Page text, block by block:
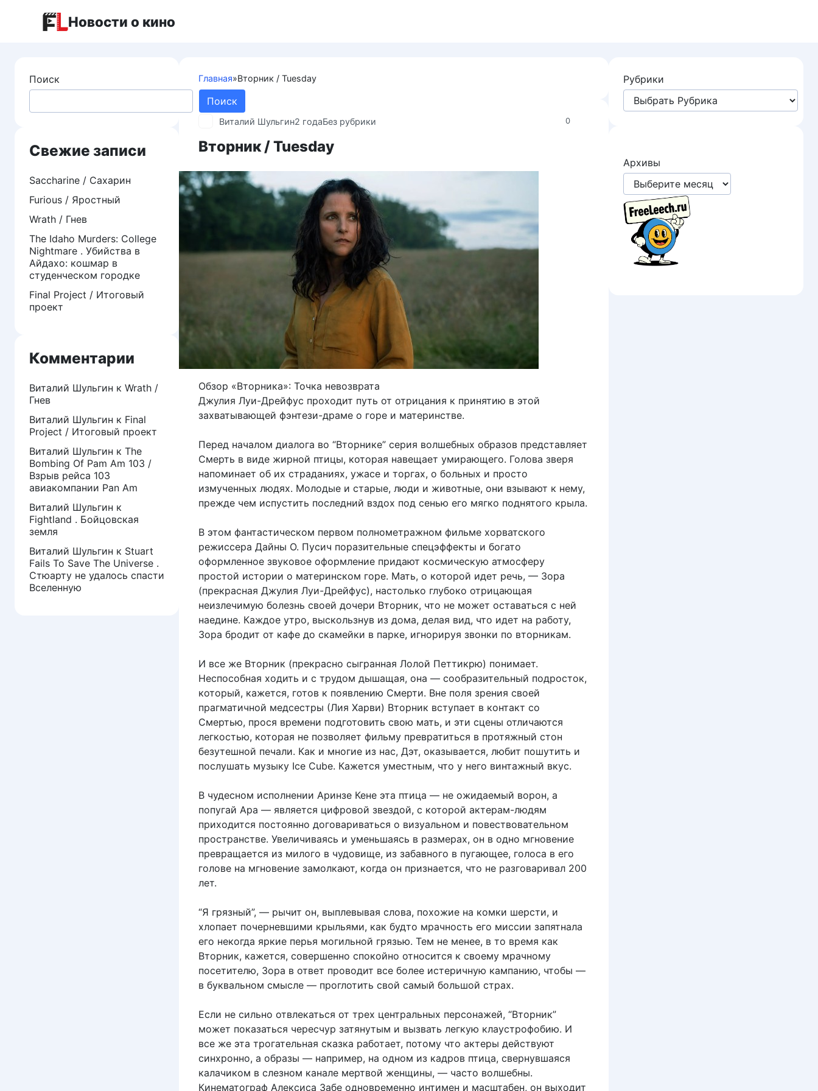
Новости о кино
Главная»Вторник / Tuesday
0
Виталий Шульгин2 годаБез рубрики
Вторник / Tuesday
Обзор «Вторника»: Точка невозврата
Джулия Луи-Дрейфус проходит путь от отрицания к принятию в этой
захватывающей фэнтези-драме о горе и материнстве.
Перед началом диалога во “Вторнике” серия волшебных образов представляет
Смерть в виде жирной птицы, которая навещает умирающего. Голова зверя
напоминает об их страданиях, ужасе и торгах, о больных и просто
измученных людях. Молодые и старые, люди и животные, они взывают к нему,
прежде чем испустить последний вздох под сенью его мягко поднятого крыла.
В этом фантастическом первом полнометражном фильме хорватского
режиссера Дайны О. Пусич поразительные спецэффекты и богато
оформленное звуковое оформление придают космическую атмосферу
простой истории о материнском горе. Мать, о которой идет речь, — Зора
(прекрасная Джулия Луи-Дрейфус), настолько глубоко отрицающая
неизлечимую болезнь своей дочери Вторник, что не может оставаться с ней
наедине. Каждое утро, выскользнув из дома, делая вид, что идет на работу,
Зора бродит от кафе до скамейки в парке, игнорируя звонки по вторникам.
И все же Вторник (прекрасно сыгранная Лолой Петтикрю) понимает.
Неспособная ходить и с трудом дышащая, она — сообразительный подросток,
который, кажется, готов к появлению Смерти. Вне поля зрения своей
прагматичной медсестры (Лия Харви) Вторник вступает в контакт со
Смертью, прося времени подготовить свою мать, и эти сцены отличаются
легкостью, которая не позволяет фильму превратиться в протяжный стон
безутешной печали. Как и многие из нас, Дэт, оказывается, любит пошутить и
послушать музыку Ice Cube. Кажется уместным, что у него винтажный вкус.
В чудесном исполнении Аринзе Кене эта птица — не ожидаемый ворон, а
попугай Ара — является цифровой звездой, с которой актерам-людям
приходится постоянно договариваться о визуальном и повествовательном
пространстве. Увеличиваясь и уменьшаясь в размерах, он в одно мгновение
превращается из милого в чудовище, из забавного в пугающее, голоса в его
голове на мгновение замолкают, когда он признается, что не разговаривал 200
лет.
“Я грязный”, — рычит он, выплевывая слова, похожие на комки шерсти, и
хлопает почерневшими крыльями, как будто мрачность его миссии запятнала
его некогда яркие перья могильной грязью. Тем не менее, в то время как
Вторник, кажется, совершенно спокойно относится к своему мрачному
посетителю, Зора в ответ проводит все более истеричную кампанию, чтобы —
в буквальном смысле — проглотить свой самый большой страх.
Если не сильно отвлекаться от трех центральных персонажей, “Вторник”
может показаться чересчур затянутым и вызвать легкую клаустрофобию. И
все же эта трогательная сказка работает, потому что актеры действуют
синхронно, а образы — например, на одном из кадров птица, свернувшаяся
калачиком в слезном канале мертвой женщины, — часто волшебны.
Кинематограф Алексиса Забе одновременно интимен и масштабен, он выходит
Поиск
Поиск
Свежие записи
Saccharine / Сахарин
Furious / Яростный
Wrath / Гнев
The Idaho Murders: College
Nightmare . Убийства в
Айдахо: кошмар в
студенческом городке
Final Project / Итоговый
проект
Комментарии
Виталий Шульгин к Wrath /
Гнев
Виталий Шульгин к Final
Project / Итоговый проект
Виталий Шульгин к The
Bombing Of Pam Am 103 /
Взрыв рейса 103
авиакомпании Pan Am
Виталий Шульгин к
Fightland . Бойцовская
земля
Виталий Шульгин к Stuart
Fails To Save The Universe .
Стюарту не удалось спасти
Вселенную
Рубрики
Архивы